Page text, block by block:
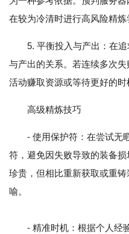
在较为冷清时进行高风险精炼
5. 平衡投入与产出：在
与产出的关系。若连续多次
活动赚取资源或等待更好的时
高级精炼技巧
- 使用保护符：在尝试无
符，避免因失败导致的装备
珍贵，但相比重新获取或重
喻。
- 精准时机：根据个人经